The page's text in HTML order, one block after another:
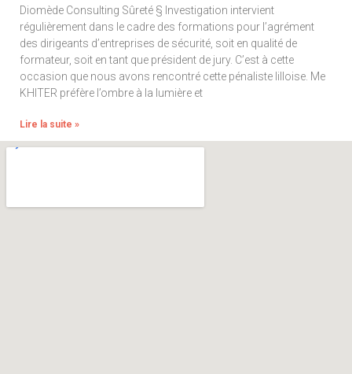
Diomède Consulting Sûreté § Investigation intervient
régulièrement dans le cadre des formations pour l’agrément
des dirigeants d’entreprises de sécurité, soit en qualité de
formateur, soit en tant que président de jury. C’est à cette
occasion que nous avons rencontré cette pénaliste lilloise. Me
KHITER préfère l’ombre à la lumière et
Lire la suite »